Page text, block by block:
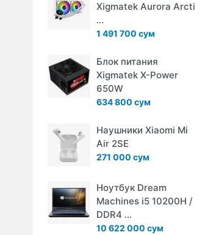
Xigmatek Aurora Arcti
...
1 491 700 сум
Блок питания
Xigmatek X-Power
650W
634 800 сум
Наушники Xiaomi Mi
Air 2SE
271 000 сум
Ноутбук Dream
Machines i5 10200H /
DDR4 ...
10 622 000 сум